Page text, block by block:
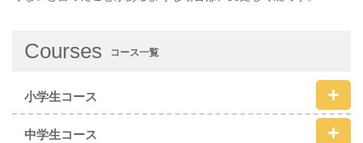
Courses コース一覧
小学生コース
中学生コース